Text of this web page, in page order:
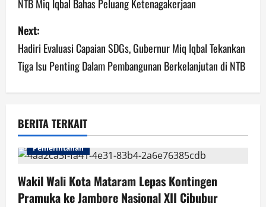
s
t
n
a
i
g
a
NTB Miq Iqbal Bahas Peluang Ketenagakerjaan
Next:
Hadiri Evaluasi Capaian SDGs, Gubernur Miq Iqbal Tekankan
Tiga Isu Penting Dalam Pembangunan Berkelanjutan di NTB
BERITA TERKAIT
Pemerintahan
Wakil Wali Kota Mataram Lepas Kontingen
Pramuka ke Jambore Nasional XII Cibubur